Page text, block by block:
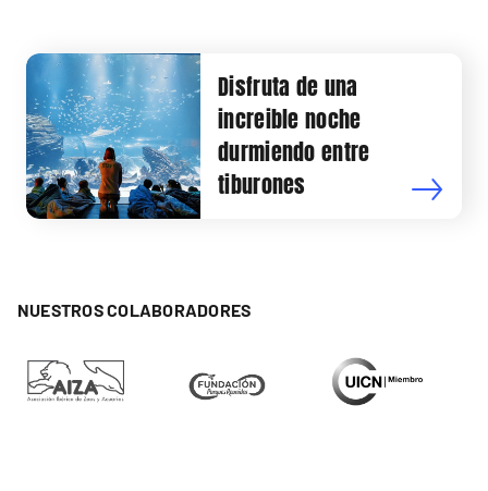
Disfruta de una
increible noche
durmiendo entre
tiburones
NUESTROS COLABORADORES